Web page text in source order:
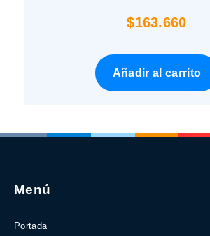
$163.660
Añadir al carrito
Menú
Portada